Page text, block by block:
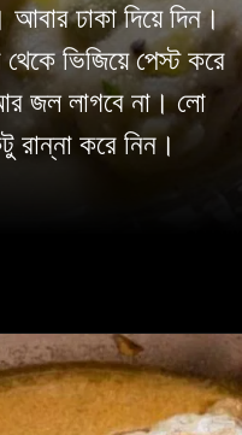
আবার ঢাকা দিয়ে দিন।
ভিজিয়ে পেস্ট করে
জল লাগবে না। লো
রান্না করে নিন।